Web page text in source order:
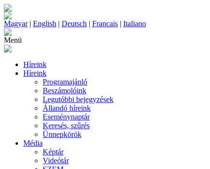
Magyar| English | Deutsch | Francais | Italiano
Menü
Híreink
Híreink
Programajánló
Beszámolóink
Legutóbbi bejegyzések
Állandó híreink
Eseménynaptár
Keresés, szűrés
Ünnepkörök
Média
Képtár
Videótár